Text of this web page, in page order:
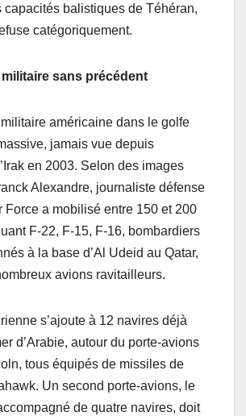
capacités balistiques de Téhéran,
catégoriquement.
sans précédent
américaine dans le golfe
jamais vue depuis
en 2003. Selon des images
Alexandre, journaliste défense
Force a mobilisé entre 150 et 200
F-22, F-15, F-16, bombardiers
à la base d’Al Udeid au Qatar,
avions ravitailleurs.
s’ajoute à 12 navires déjà
d’Arabie, autour du porte-avions
tous équipés de missiles de
Un second porte-avions, le
de quatre navires, doit